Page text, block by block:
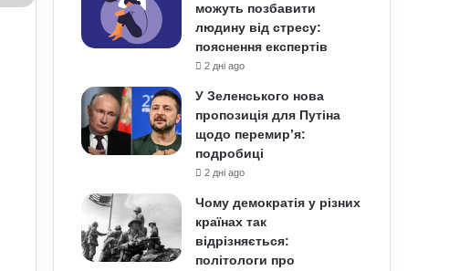
можуть позбавити
людину від стресу:
пояснення експертів
2 дні ago
У Зеленського нова
пропозиція для Путіна
щодо перемир’я:
подробиці
2 дні ago
Чому демократія у різних
країнах так
відрізняється:
політологи про